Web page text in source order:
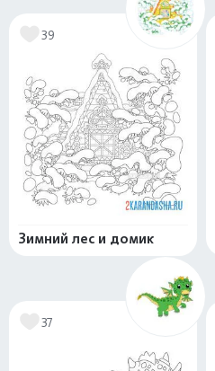
39
Зимний лес и домик
37